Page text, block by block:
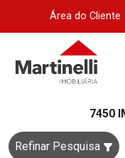
Área do Cliente
7450
Refinar Pesquisa